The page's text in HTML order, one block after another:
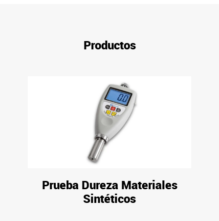
Productos
Prueba Dureza Materiales
Sintéticos